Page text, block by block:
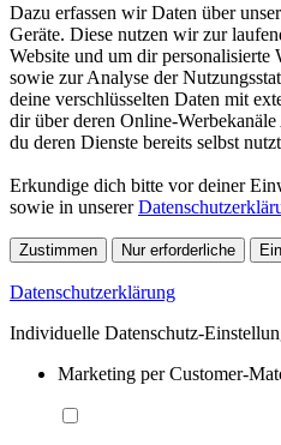
Dazu erfassen wir Daten über
Geräte. Diese nutzen wir zur
Website und um dir personalisierte
sowie zur Analyse der
deine verschlüsselten Daten mit
dir über deren Online-
du deren Dienste bereits selbst
Erkundige dich bitte vor deiner
sowie in unserer
Zustimmen Nur erforderliche
Datenschutzerklärung
Individuelle Datenschutz-
Marketing per Customer-